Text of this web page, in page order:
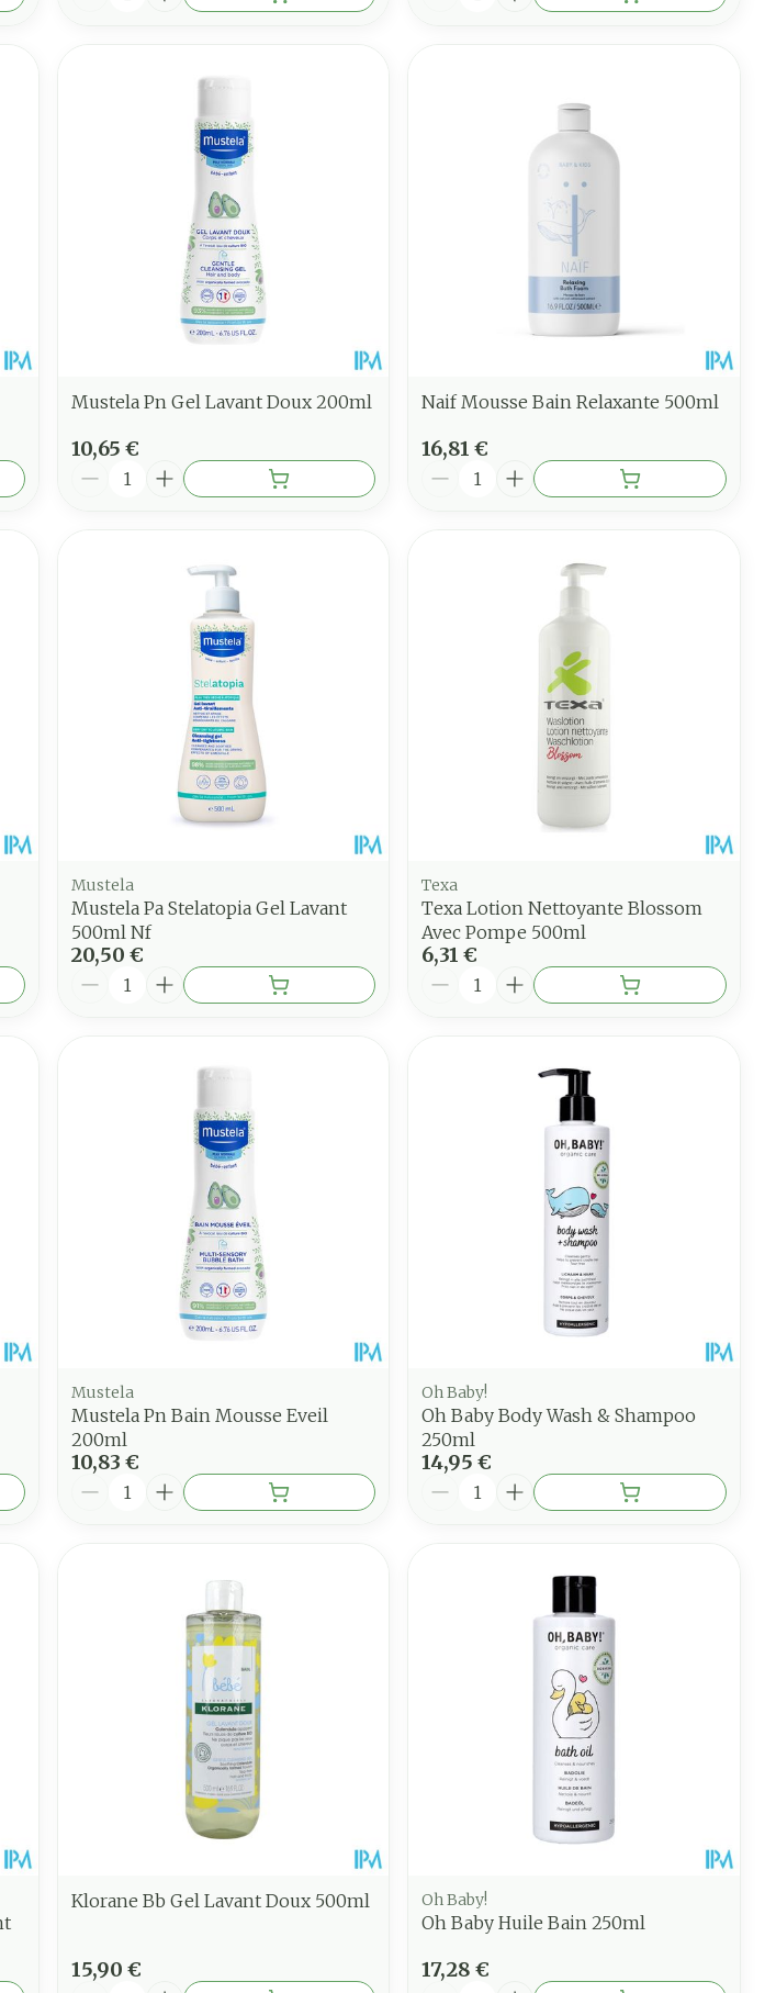
Mustela Pn Gel Lavant Doux 200ml
10,65 €
Quantité
Naif Mousse Bain Relaxante 500ml
16,81 €
Quantité
Mustela
Mustela Pa Stelatopia Gel Lavant
500ml Nf
20,50 €
Quantité
Texa
Texa Lotion Nettoyante Blossom
Avec Pompe 500ml
6,31 €
Quantité
Mustela
Mustela Pn Bain Mousse Eveil
200ml
10,83 €
Quantité
Oh Baby!
Oh Baby Body Wash & Shampoo
250ml
14,95 €
Quantité
Klorane Bb Gel Lavant Doux 500ml
15,90 €
Oh Baby!
Oh Baby Huile Bain 250ml
17,28 €